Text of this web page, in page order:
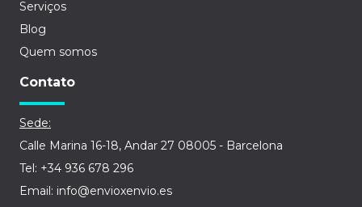
Serviços
Blog
Quem somos
Contato
Sede:
Calle Marina 16-18, Andar 27 08005 - Barcelona
Tel: +34 936 678 296
Email: info@envioxenvio.es